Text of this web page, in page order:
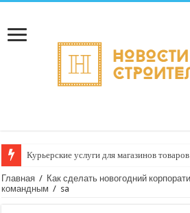
Курьерские услуги для магазинов
Главная / Как сделать новогодний
командным / sa